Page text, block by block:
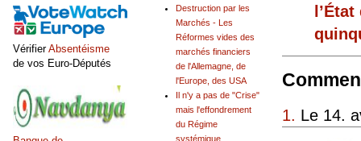
1. Le 14.
Destruction par les
Marchés - Les
Réformes vides des
marchés financiers
de l'Allemagne, de
l'Europe, des USA
Il n'y a pas de "Crise"
mais l'effondrement
du Régime
systémique
VérifierAbsentéisme
de vos Euro-Députés